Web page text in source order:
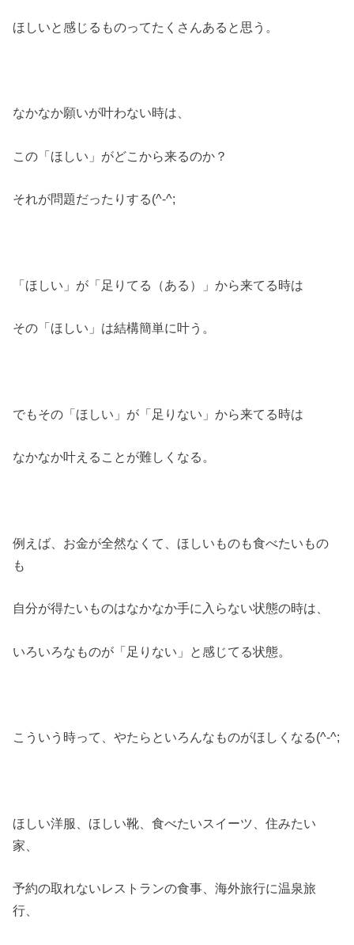
ほしいと感じるものってたくさんあると思う。
なかなか願いが叶わない時は、
この「ほしい」がどこから来るのか？
それが問題だったりする(^-^;
「ほしい」が「足りてる（ある）」から来てる時は
その「ほしい」は結構簡単に叶う。
でもその「ほしい」が「足りない」から来てる時は
なかなか叶えることが難しくなる。
例えば、お金が全然なくて、ほしいものも食べたいもの
も
自分が得たいものはなかなか手に入らない状態の時は、
いろいろなものが「足りない」と感じてる状態。
こういう時って、やたらといろんなものがほしくなる(^-^;
ほしい洋服、ほしい靴、食べたいスイーツ、住みたい
家、
予約の取れないレストランの食事、海外旅行に温泉旅
行、